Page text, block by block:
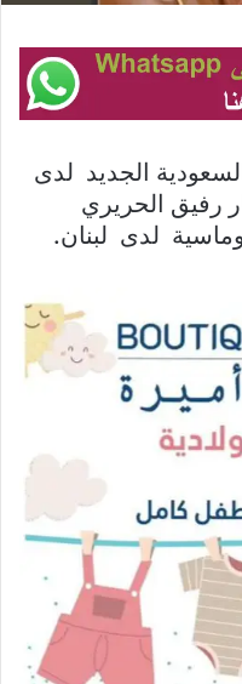
الجديد لدى
رفيق الحريري
لدى لبنان.